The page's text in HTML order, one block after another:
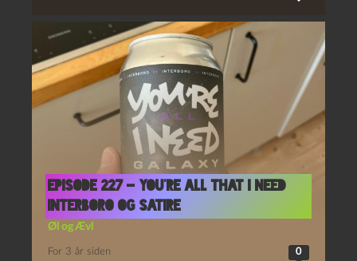
Episode 227 – You’re All That I Need
Interboro og Satire
Øl og Ævl
For 3 år siden 0